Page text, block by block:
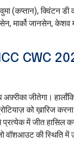
(कप्तान), क्विंटन
मार्को जानसेन, केशव
CWC
जीतेगा।
को ख़ारिज
प्रत्येक में जीत
वॉशआउट की स्थिति में